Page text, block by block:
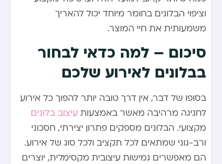
וציפוי הבלונים בחומר מיוחד יכול להאריך
משמעותית את חיי המוצר.
סיכום – למה כדאי לבחור
בבלונים לאירוע שלכם
בסופו של דבר, אין דרך טובה יותר להפוך כל אירוע
לחגיגה מרהיבה מאשר באמצעותעיצוב בלונים
מקצועי. הבלונים מספקים פתרון יצירתי, חסכוני
ורב-גוני שמתאים לכל תקציב ולכל סוג של אירוע.
הם מאפשרים גמישות עיצובית מקסימלית, יוצרים